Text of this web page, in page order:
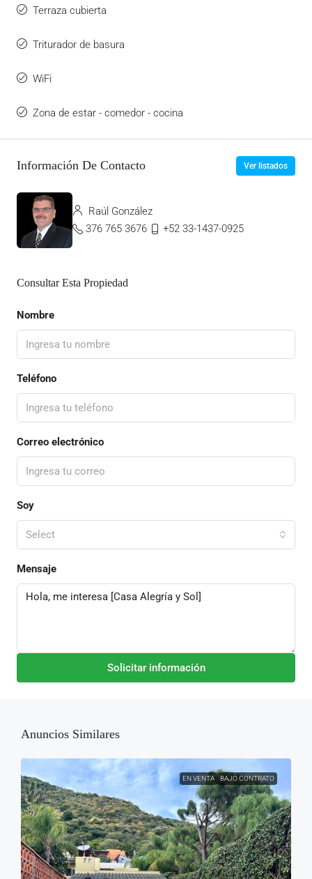
Terraza cubierta
Triturador de basura
WiFi
Zona de estar - comedor - cocina
Información De Contacto Ver listados
Raúl González
376 765 3676
+52 33-1437-0925
Consultar Esta Propiedad
Nombre
Teléfono
Correo electrónico
Soy
Select
Mensaje
Solicitar información
Anuncios Similares
EN VENTA BAJO CONTRATO